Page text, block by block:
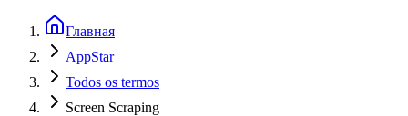
Главная
AppStar
Todos os termos
Screen Scraping